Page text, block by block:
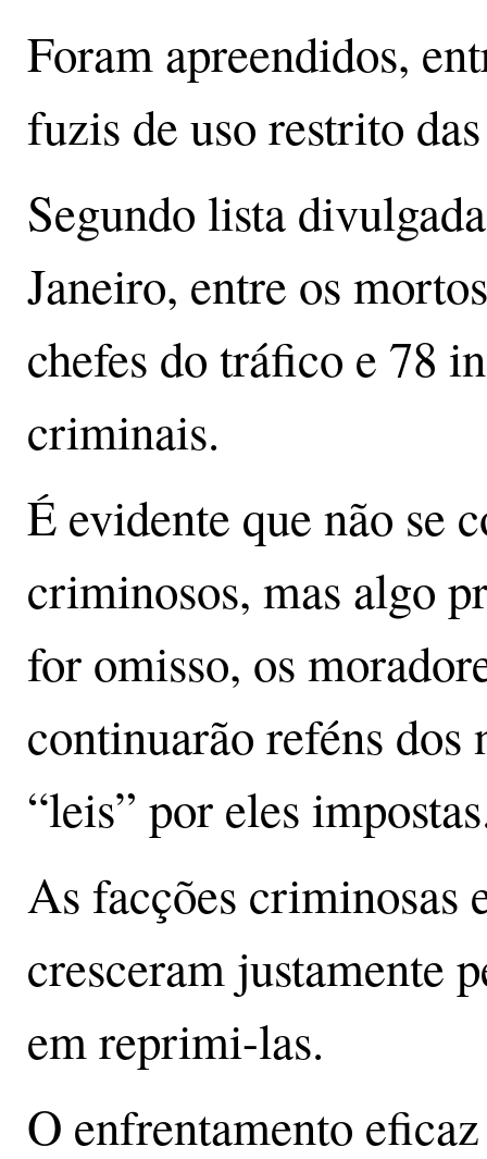
Foram apreendidos,
fuzis de uso restrito
Segundo lista
Janeiro, entre os
chefes do tráfico e 78
criminais.
É evidente que não se
criminosos, mas algo
for omisso, os
continuarão reféns dos
“leis” por eles
As facções criminosas
cresceram justamente
em reprimi-las.
O enfrentamento